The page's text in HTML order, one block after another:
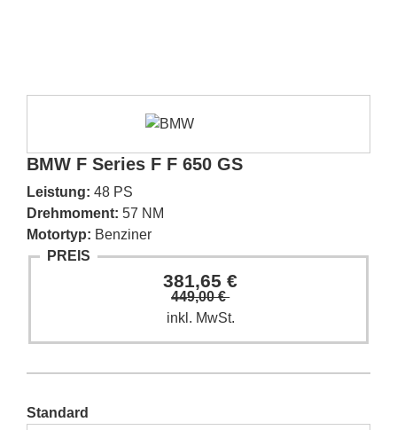
BMW F Series F F 650 GS
Leistung: 48 PS
Drehmoment: 57 NM
Motortyp: Benziner
PREIS
381,65 €
449,00 €
inkl. MwSt.
Standard